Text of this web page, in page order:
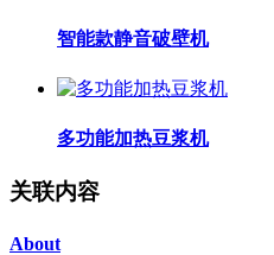
智能款静音破壁机
多功能加热豆浆机
关联内容
About